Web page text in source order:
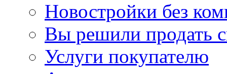
Новостройки без
Вы решили продать
Услуги покупателю